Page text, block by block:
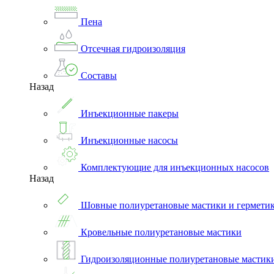
Пена
Отсечная гидроизоляция
Составы
Назад
Инъекционные пакеры
Инъекционные насосы
Комплектующие для инъекционных насосов
Назад
Шовные полиуретановые мастики и
Кровельные полиуретановые мастики
Гидроизоляционные полиуретановые